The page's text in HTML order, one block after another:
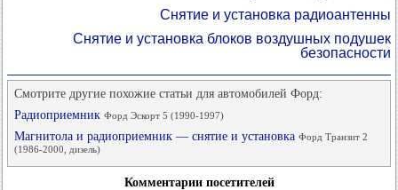
Снятие и установка радиоантенны
Снятие и установка блоков воздушных подушек
безопасности
Смотрите другие похожие статьи для автомобилей Форд:
Радиоприемник Форд Эскорт 5 (1990-1997)
Магнитола и радиоприемник — снятие и установка Форд Транзит 2
(1986-2000, дизель)
Комментарии посетителей